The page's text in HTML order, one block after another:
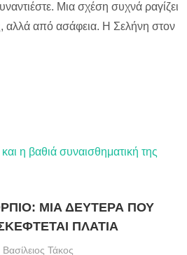
Μια σχέση συχνά ραγίζει
αλλά από ασάφεια. Η Σελήνη στον
ΜΙΑ ΔΕΥΤΕΡΑ ΠΟΥ
ΠΛΑΤΙΑ
Βασίλειος Τάκος